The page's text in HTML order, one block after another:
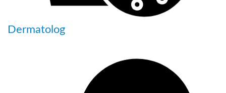
Dermatolog